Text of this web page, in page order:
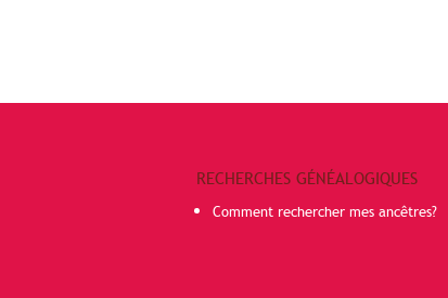
RECHERCHES GÉNÉALOGIQUES
Comment rechercher mes ancêtres?